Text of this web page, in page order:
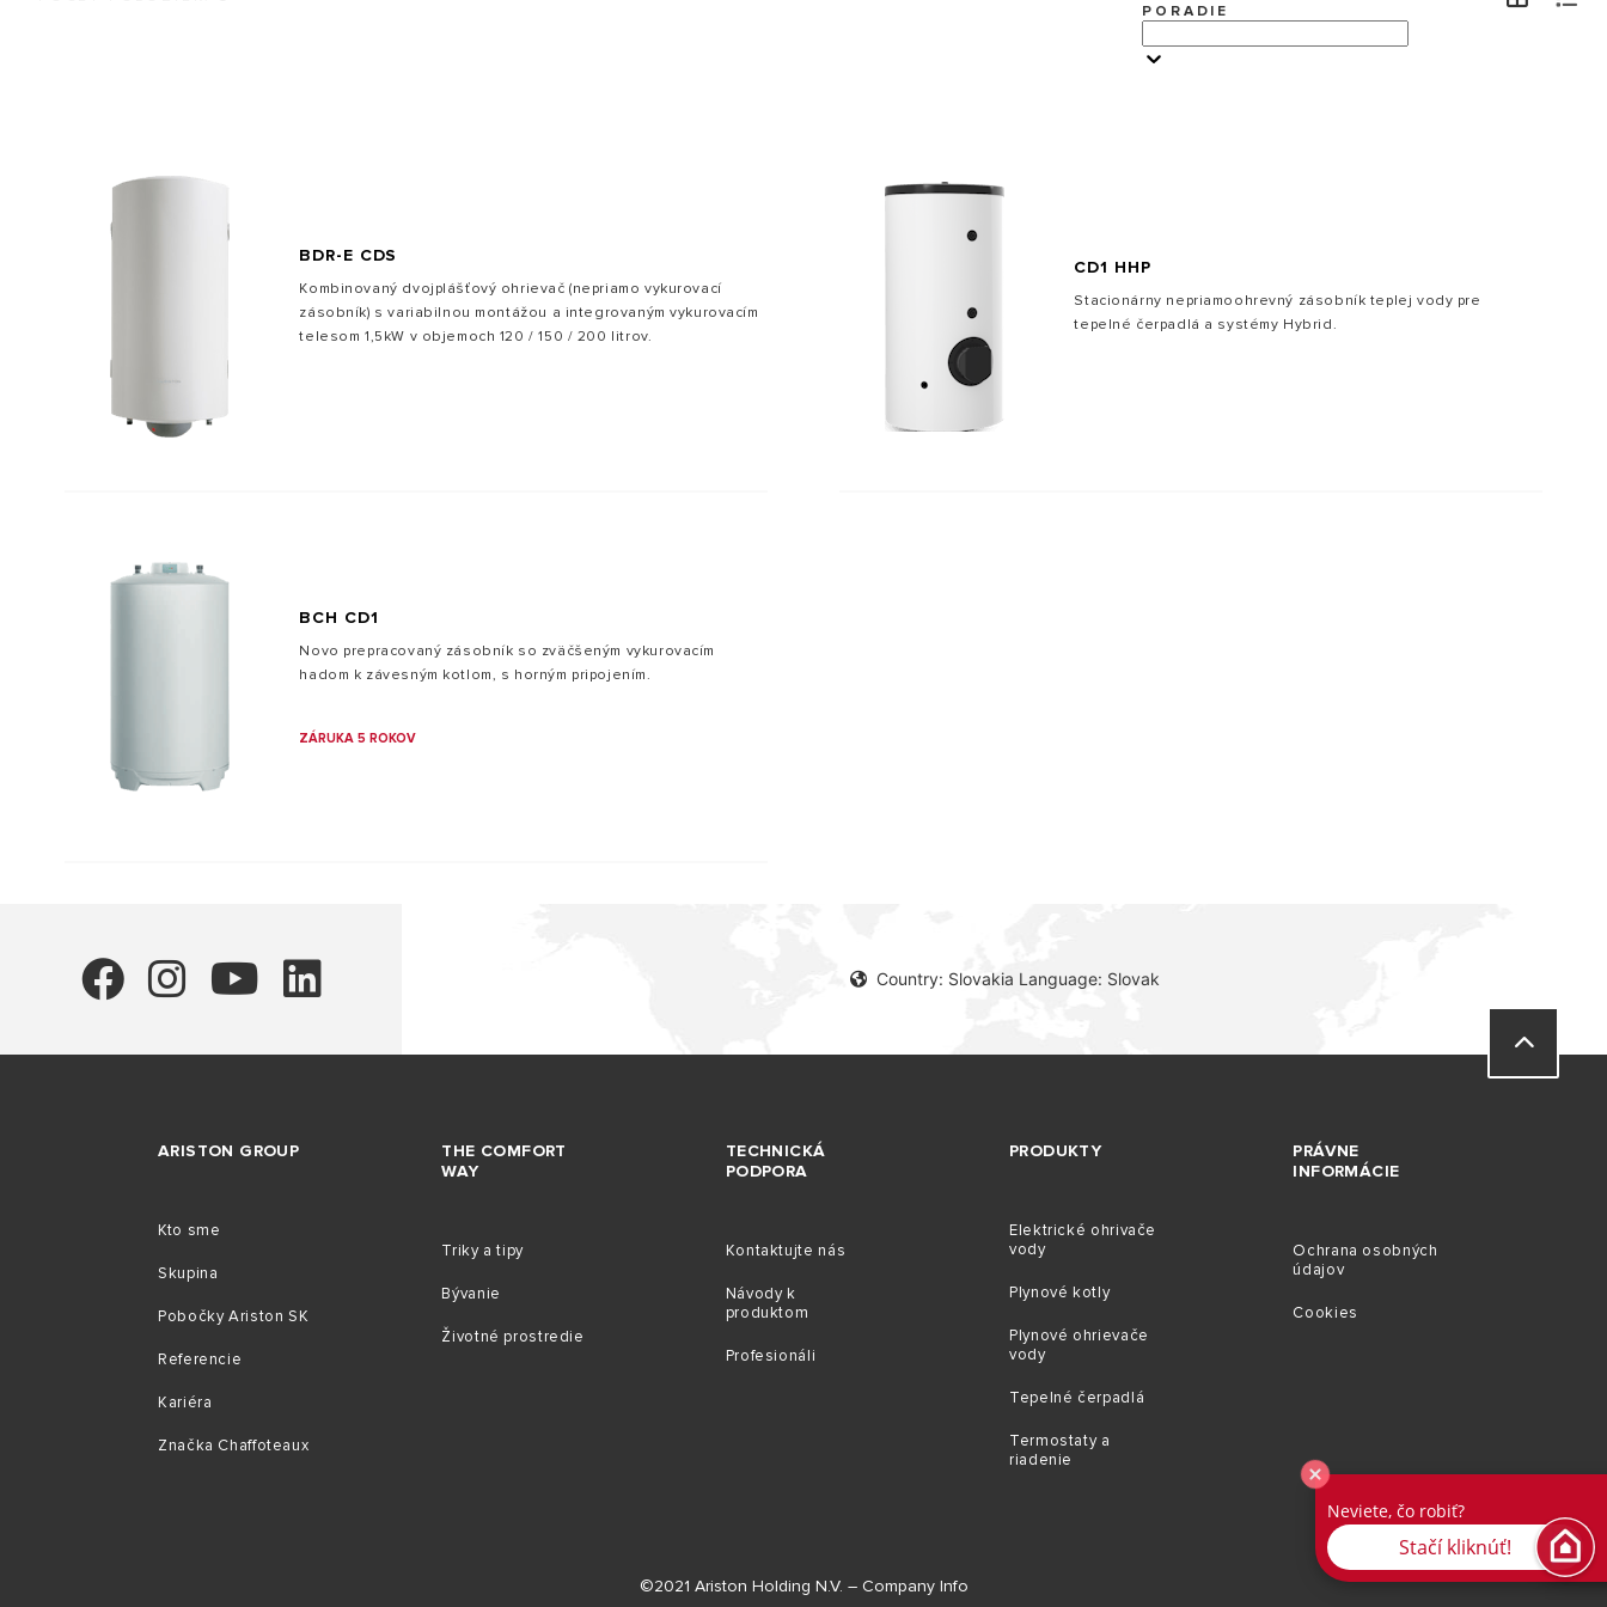
NÁVŠTEVA
PORADIE
BDR-E CDS
Kombinovaný dvojplášťový ohrievač (nepriamo vykurovací
zásobník) s variabilnou montážou a integrovaným vykurovacím
telesom 1,5kW v objemoch 120 / 150 / 200 litrov.
CD1 HHP
Stacionárny nepriamoohrevný zásobník teplej vody pre
tepelné čerpadlá a systémy Hybrid.
BCH CD1
Novo prepracovaný zásobník so zväčšeným vykurovacím
hadom k závesným kotlom, s horným pripojením.
ZÁRUKA 5 ROKOV
Country: Slovakia Language: Slovak
ARISTON GROUP
Kto sme
Skupina
Pobočky Ariston SK
Referencie
Kariéra
Značka Chaffoteaux
THE COMFORT
WAY
Triky a tipy
Bývanie
Životné prostredie
TECHNICKÁ
PODPORA
Kontaktujte nás
Návody k
produktom
Profesionáli
PRODUKTY
Elektrické ohrivače
vody
Plynové kotly
Plynové ohrievače
vody
Tepelné čerpadlá
Termostaty a
riadenie
PRÁVNE
INFORMÁCIE
Ochrana osobných
údajov
Cookies
©2021 Ariston Holding N.V. – Company Info
Neviete, čo robiť?
Stačí kliknúť!